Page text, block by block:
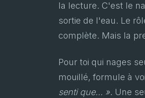
la lecture. C'est le
sortie de l'eau. Le
complète. Mais la
Pour toi qui nages
mouillé, formule à
senti que… ». Une